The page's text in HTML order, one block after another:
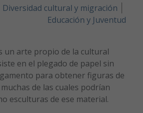
Diversidad cultural y migración
Educación y Juventud
un arte propio de la cultural
en el plegado de papel sin
para obtener figuras de
de las cuales podrían
esculturas de ese material.